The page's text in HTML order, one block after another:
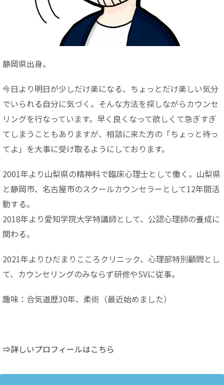
静岡県出身。
今日より明日が少しだけ楽になる、ちょっとだけ楽しい気分
でいられる自分に気づく。そんな方法を探しながらカウンセ
リングを行なっています。早く良くなって欲しくて急ぎすぎ
てしまうこともありますが、相談に来た方の「ちょっと待っ
てよ」を大事に受け取るようにしております。
2001年より山梨県の精神科で臨床心理士として働く。山梨県
と静岡市、名古屋市のスクールカウンセラーとして12年間活
動する。
2018年より愛知学院大学特講師として、公認心理師の養成に
関わる。
2021年よりひだまりこころクリニック、心理部特別顧問とし
て、カウンセリングのみならず研修やSVに従事。
趣味：合気道歴30年、柔術（最近始めました）
⇒詳しいプロフィールはこちら